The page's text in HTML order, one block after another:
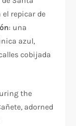
repicar de
: una
azul,
cobijada
the
adorned